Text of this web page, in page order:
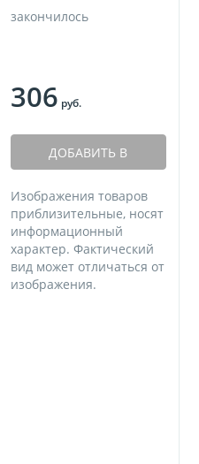
закончилось
306 руб.
ДОБАВИТЬ В
Изображения товаров
приблизительные, носят
информационный
характер. Фактический
вид может отличаться от
изображения.